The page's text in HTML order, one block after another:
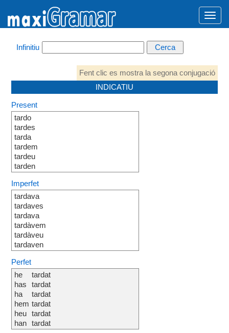
Infinitiu
Fent clic es mostra la segona conjugació
INDICATIU
Present
tardo
tardes
tarda
tardem
tardeu
tarden
Imperfet
tardava
tardaves
tardava
tardàvem
tardàveu
tardaven
Perfet
he
has
ha
hem
heu
han
tardat
tardat
tardat
tardat
tardat
tardat